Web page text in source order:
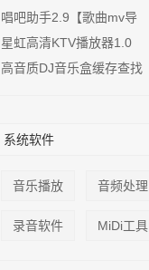
唱吧助手2.9【歌曲mv导
星虹高清KTV播放器1.0
高音质DJ音乐盒缓存查找
系统软件
音乐播放 音频处理
录音软件 MiDi工具